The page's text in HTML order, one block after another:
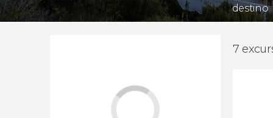
destino
7